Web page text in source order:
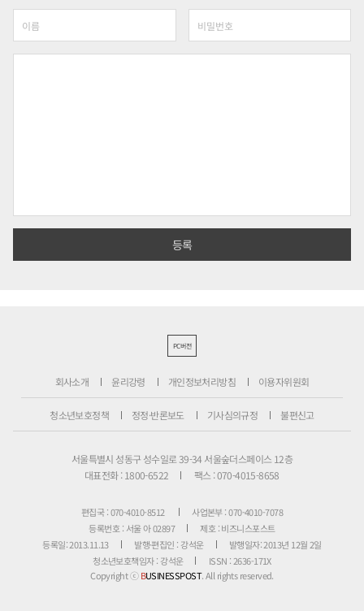
PC버전
회사소개 윤리강령 개인정보처리방침 이용자위원회
청소년보호정책 정정·반론보도 기사심의규정 불편신고
서울특별시 성동구 성수일로 39-34 서울숲더스페이스 12층
대표전화 : 1800-6522
팩스 : 070-4015-8658
편집국 : 070-4010-8512
사업본부 : 070-4010-7078
등록번호 : 서울 아 02897
제호 : 비즈니스포스트
등록일: 2013.11.13
발행·편집인 : 강석운
발행일자: 2013년 12월 2일
청소년보호책임자 : 강석운
ISSN : 2636-171X
Copyright ⓒBUSINESSPOST. All rights reserved.